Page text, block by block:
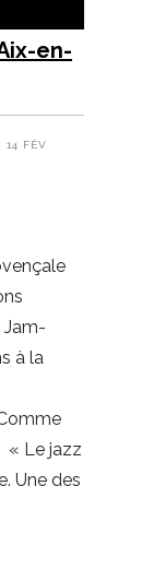
en-
14 FÉV
Jam-
à la
Le jazz
Une des